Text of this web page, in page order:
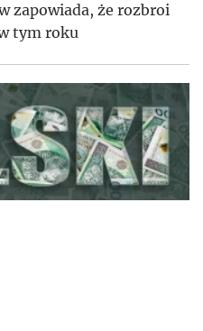
zapowiada, że rozbroi
tym roku